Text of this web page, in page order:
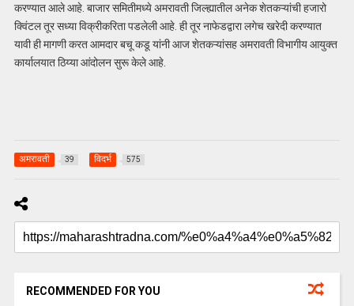
करण्यात आले आहे. बाजार समितीमध्ये अमरावती जिल्ह्यातील अनेक शेतकऱ्यांची हजारो
क्विंटल तूर सध्या विक्रीकरिता पडलेली आहे. ही तूर नाफेडद्वारा लगेच खरेदी करण्यात
यावी ही मागणी करत आमदार बचू कडू यांनी आज शेतकऱ्यांसह अमरावती विभागीय आयुक्त
कार्यालयात ठिय्या आंदोलन सुरू केले आहे.
अमरावती 39 विदर्भ 575
RECOMMENDED FOR YOU